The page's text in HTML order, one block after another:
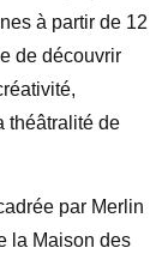
à partir de 12
de découvrir
théâtralité de
par Merlin
la Maison des